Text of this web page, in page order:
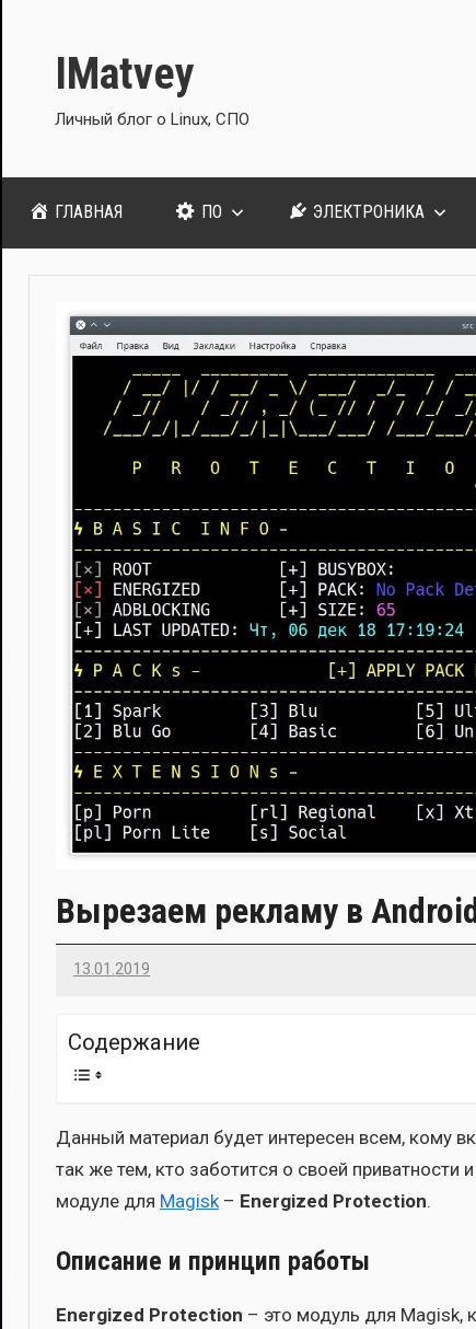
содержимому
IMatvey
Личный блог о Linux, СПО
ГЛАВНАЯ ПО ЭЛЕКТРОНИКА
Вырезаем рекламу в
13.01.2019
Imatvey
Содер­жа­ние
Дан­ный мате­ри­ал будет инте­ре­сен всем, кому
так же тем, кто забо­тит­ся о сво­ей
моду­ле для Magisk – Energized Protection.
Описание и принцип работы
Energized Protection – это модуль для Magisk,